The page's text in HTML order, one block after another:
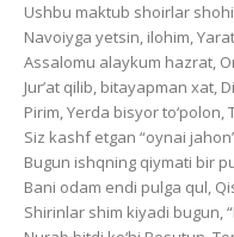
Ushbu maktub shoirlar
Navoiyga yetsin, ilohim,
Assalomu alaykum hazrat,
Jur’at qilib, bitayapman xat,
Pirim, Yerda bisyor to‘polon,
Siz kashf etgan “oynai
Bugun ishqning qiymati bir
Bani odam endi pulga qul,
Shirinlar shim kiyadi bugun,